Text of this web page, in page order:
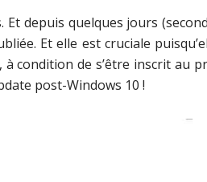
depuis quelques jours
Et elle est cruciale
condition de s’être inscrit au
post-Windows 10 !